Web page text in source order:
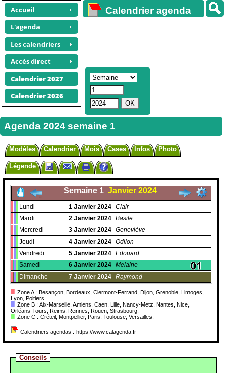
Accueil
L'agenda
Les calendriers
Accès direct
Calendrier 2027
Calendrier 2026
Calendrier agenda
Agenda 2024 semaine 1
Modèles Calendrier Mois Cases Infos Photo
Légende
Semaine 1 Janvier 2024
Lundi 1 Janvier 2024 Clair
Mardi
2 Janvier 2024 Basile
Mercredi
3 Janvier 2024 Geneviève
Jeudi
4 Janvier 2024 Odilon
Vendredi
5 Janvier 2024 Edouard
Samedi
6 Janvier 2024 Melaine
Dimanche
7 Janvier 2024 Raymond
Zone A : Besançon, Bordeaux, Clermont-Ferrand, Dijon, Grenoble, Limoges,
Lyon, Poitiers.
Zone B : Aix-Marseille, Amiens, Caen, Lille, Nancy-Metz, Nantes, Nice,
Orléans-Tours, Reims, Rennes, Rouen, Strasbourg.
Zone C : Créteil, Montpellier, Paris, Toulouse, Versailles.
Calendriers agendas : https://www.calagenda.fr
Conseils